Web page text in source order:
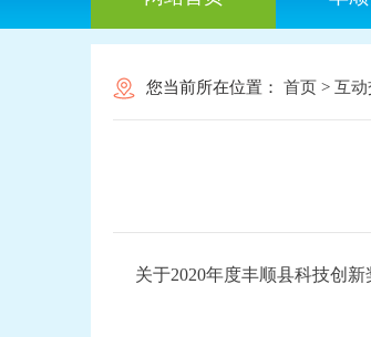
您当前所在位置： 首页 > 互动
关于2020年度丰顺县科技创